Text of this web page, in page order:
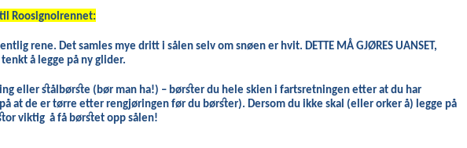
Roosignolrennet:
rene. Det samles mye dritt i sålenselv om snøen er hvit. DETTE MÅ GJØRES UANSET,
å legge på ny glider.
eller stålbørste (bør man ha!) – børster du hele skien i fartsretningen etter at du har
at de er tørre etter rengjøringen før du børster). Dersom du ikke skal (eller orker å) legge på
viktig å få børstet opp sålen!